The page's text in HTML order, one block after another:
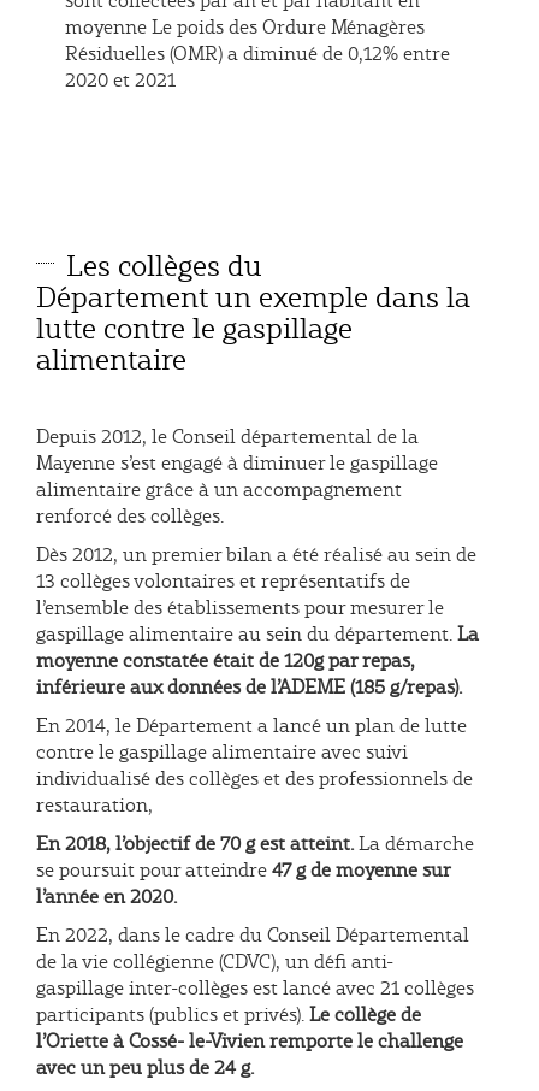
moyenne Le poids des Ordure Ménagères
Résiduelles (OMR) a diminué de 0,12% entre
2020 et 2021
Les collèges du
Département un exemple dans la
lutte contre le gaspillage
alimentaire
Depuis 2012, le Conseil départemental de la
Mayenne s’est engagé à diminuer le gaspillage
alimentaire grâce à un accompagnement
renforcé des collèges.
Dès 2012, un premier bilan a été réalisé au sein de
13 collèges volontaires et représentatifs de
l’ensemble des établissements pour mesurer le
gaspillage alimentaire au sein du département.La
moyenne constatée était de 120g par repas,
inférieure aux données de l’ADEME (185 g/repas).
En 2014, le Département a lancé un plan de lutte
contre le gaspillage alimentaire avec suivi
individualisé des collèges et des professionnels de
restauration,
En 2018, l’objectif de 70 g est atteint.La démarche
se poursuit pour atteindre47 g de moyenne sur
l’année en 2020.
En 2022, dans le cadre du Conseil Départemental
de la vie collégienne (CDVC), un défi anti-
gaspillage inter-collèges est lancé avec 21 collèges
participants (publics et privés).Le collège de
l’Oriette à Cossé- le-Vivien remporte le challenge
avec un peu plus de 24 g.